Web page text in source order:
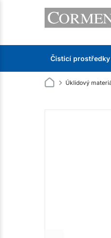
Čisticí prostředky
Úklidový